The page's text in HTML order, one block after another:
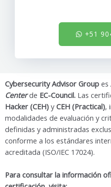
+51
Cybersecurity Advisor Group es
Center de EC-Council. Las
Hacker (CEH) y CEH (Practical),
modalidades de evaluación y
definidas y administradas
conforme a los estándares
acreditada (ISO/IEC 17024).
Para consultar la información